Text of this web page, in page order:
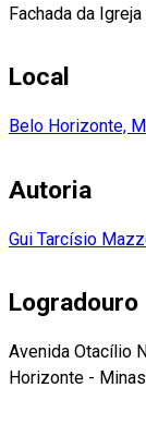
Fachada da
Local
Belo Horizonte,
Autoria
Gui Tarcísio
Logradouro
Avenida Otacílio
Horizonte -